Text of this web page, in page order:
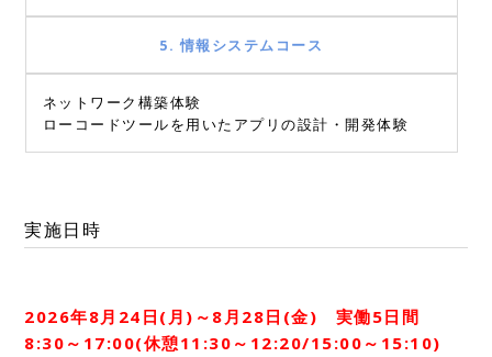
5. 情報システムコース
ネットワーク構築体験
ローコードツールを用いたアプリの設計・開発体験
実施日時
2026年8月24日(月)～8月28日(金) 実働5日間
8:30～17:00(休憩11:30～12:20/15:00～15:10)